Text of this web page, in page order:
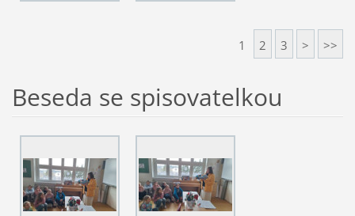
1 2 3 > >>
Beseda se spisovatelkou